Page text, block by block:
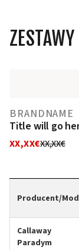
BRANDNAME
Title will go
XX,XX€XX,XX€
Producent/
Callaway
Paradym